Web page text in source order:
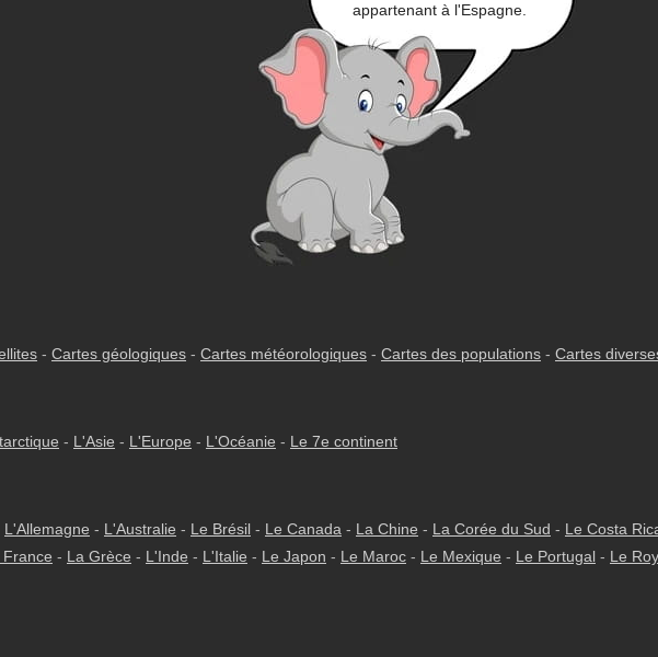
appartenant à l'Espagne.
- Cartes géologiques - Cartes météorologiques - Cartes des populations - Cartes
- L'Asie - L'Europe - L'Océanie - Le 7e continent
L'Allemagne - L'Australie - Le Brésil - Le Canada - La Chine - La Corée du Sud - Le Costa
France - La Grèce - L'Inde - L'Italie - Le Japon - Le Maroc - Le Mexique - Le Portugal - Le